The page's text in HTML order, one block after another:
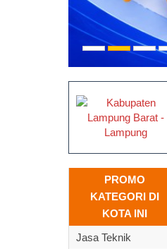
PROMO
KATEGORI DI
KOTA INI
Jasa Teknik